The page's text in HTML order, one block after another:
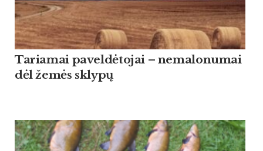
Tariamai paveldėtojai – nemalonumai
dėl žemės sklypų